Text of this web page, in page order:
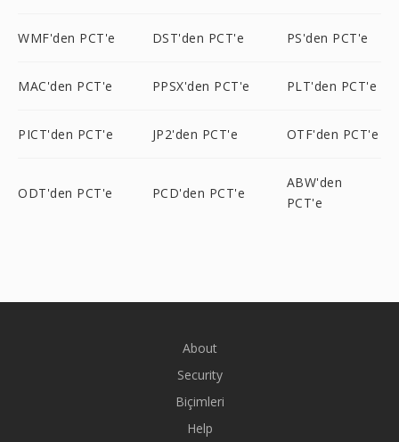
WMF'den PCT'e DST'den PCT'e PS'den PCT'e
MAC'den PCT'e PPSX'den PCT'e PLT'den PCT'e
PICT'den PCT'e JP2'den PCT'e OTF'den PCT'e
ODT'den PCT'e PCD'den PCT'e
ABW'den
PCT'e
About
Security
Biçimleri
Help